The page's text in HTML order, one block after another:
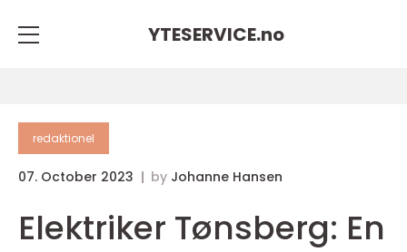
YTESERVICE.no
redaktionel
07. October 2023 by Johanne Hansen
Elektriker Tønsberg: En